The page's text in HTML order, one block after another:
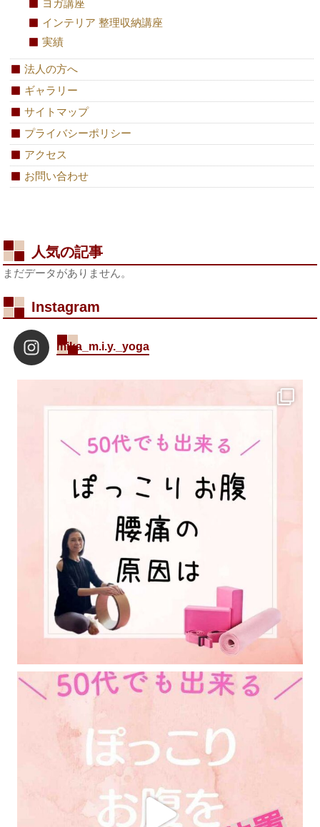
ヨガ講座
インテリア 整理収納講座
実績
法人の方へ
ギャラリー
サイトマップ
プライバシーポリシー
アクセス
お問い合わせ
人気の記事
まだデータがありません。
Instagram
mika_m.i.y._yoga